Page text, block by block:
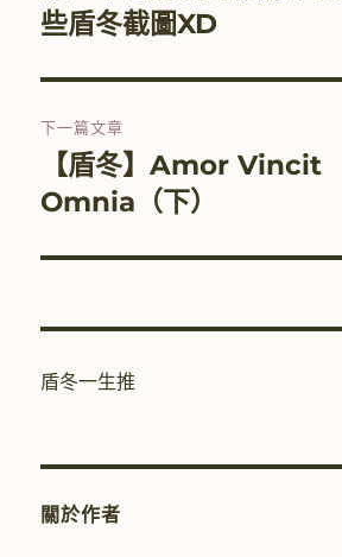
導
覽
一
文
章:
些盾冬截圖XD
下一篇文章
一
文
【盾冬】Amor Vincit
Omnia（下）
盾冬一生推
關於作者